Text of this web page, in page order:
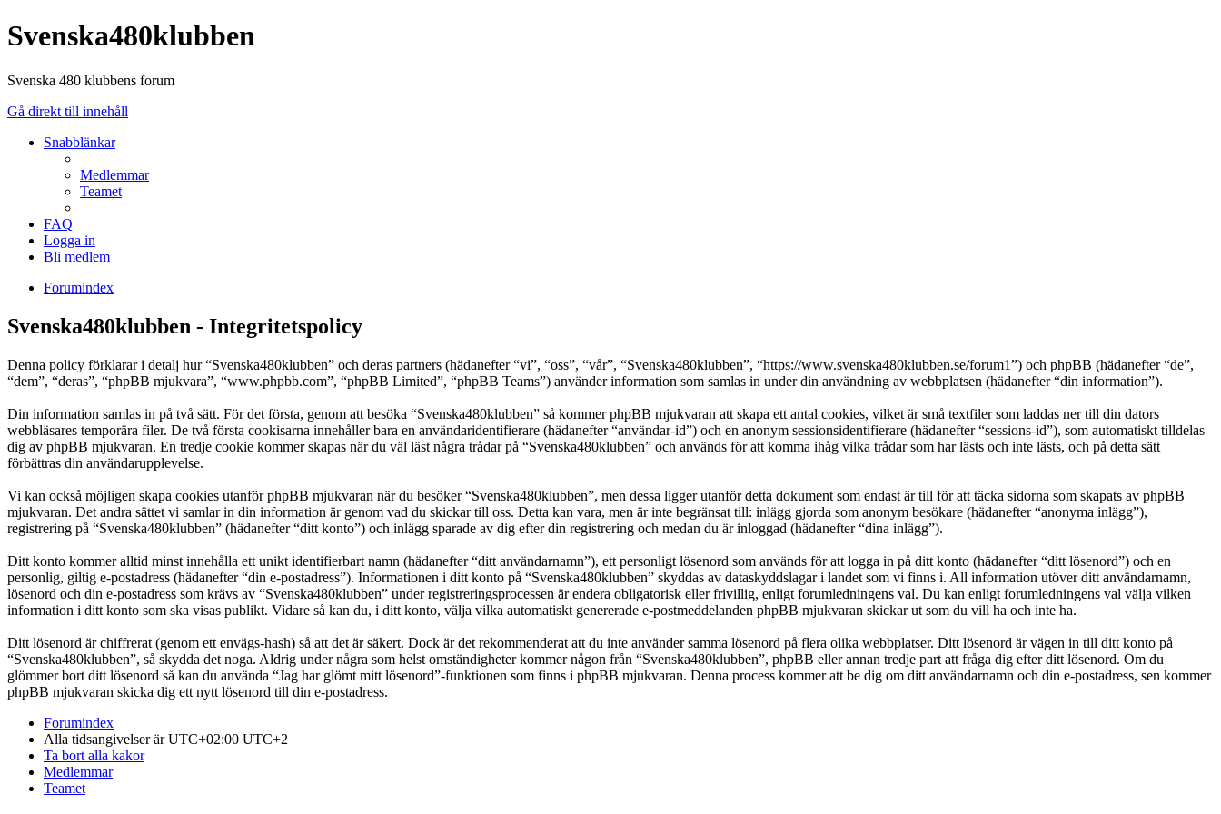
Svenska480klubben
Svenska 480 klubbens forum
Gå direkt till innehåll
Snabblänkar
Medlemmar
Teamet
FAQ
Logga in
Bli medlem
Forumindex
Svenska480klubben - Integritetspolicy
Denna policy förklarar i detalj hur “Svenska480klubben” och deras partners (hädanefter “vi”, “oss”, “vår”, “Svenska480klubben”, “https://www.svenska480klubben.se/forum1”) och phpBB (hädanefter “de”,
“dem”, “deras”, “phpBB mjukvara”, “www.phpbb.com”, “phpBB Limited”, “phpBB Teams”) använder information som samlas in under din användning av webbplatsen (hädanefter “din information”).
Din information samlas in på två sätt. För det första, genom att besöka “Svenska480klubben” så kommer phpBB mjukvaran att skapa ett antal cookies, vilket är små textfiler som laddas ner till din dators
webbläsares temporära filer. De två första cookisarna innehåller bara en användaridentifierare (hädanefter “användar-id”) och en anonym sessionsidentifierare (hädanefter “sessions-id”), som automatiskt tilldelas
dig av phpBB mjukvaran. En tredje cookie kommer skapas när du väl läst några trådar på “Svenska480klubben” och används för att komma ihåg vilka trådar som har lästs och inte lästs, och på detta sätt
förbättras din användarupplevelse.
Vi kan också möjligen skapa cookies utanför phpBB mjukvaran när du besöker “Svenska480klubben”, men dessa ligger utanför detta dokument som endast är till för att täcka sidorna som skapats av phpBB
mjukvaran. Det andra sättet vi samlar in din information är genom vad du skickar till oss. Detta kan vara, men är inte begränsat till: inlägg gjorda som anonym besökare (hädanefter “anonyma inlägg”),
registrering på “Svenska480klubben” (hädanefter “ditt konto”) och inlägg sparade av dig efter din registrering och medan du är inloggad (hädanefter “dina inlägg”).
Ditt konto kommer alltid minst innehålla ett unikt identifierbart namn (hädanefter “ditt användarnamn”), ett personligt lösenord som används för att logga in på ditt konto (hädanefter “ditt lösenord”) och en
personlig, giltig e-postadress (hädanefter “din e-postadress”). Informationen i ditt konto på “Svenska480klubben” skyddas av dataskyddslagar i landet som vi finns i. All information utöver ditt användarnamn,
lösenord och din e-postadress som krävs av “Svenska480klubben” under registreringsprocessen är endera obligatorisk eller frivillig, enligt forumledningens val. Du kan enligt forumledningens val välja vilken
information i ditt konto som ska visas publikt. Vidare så kan du, i ditt konto, välja vilka automatiskt genererade e-postmeddelanden phpBB mjukvaran skickar ut som du vill ha och inte ha.
Ditt lösenord är chiffrerat (genom ett envägs-hash) så att det är säkert. Dock är det rekommenderat att du inte använder samma lösenord på flera olika webbplatser. Ditt lösenord är vägen in till ditt konto på
“Svenska480klubben”, så skydda det noga. Aldrig under några som helst omständigheter kommer någon från “Svenska480klubben”, phpBB eller annan tredje part att fråga dig efter ditt lösenord. Om du
glömmer bort ditt lösenord så kan du använda “Jag har glömt mitt lösenord”-funktionen som finns i phpBB mjukvaran. Denna process kommer att be dig om ditt användarnamn och din e-postadress, sen kommer
phpBB mjukvaran skicka dig ett nytt lösenord till din e-postadress.
Forumindex
Alla tidsangivelser är UTC+02:00 UTC+2
Ta bort alla kakor
Medlemmar
Teamet